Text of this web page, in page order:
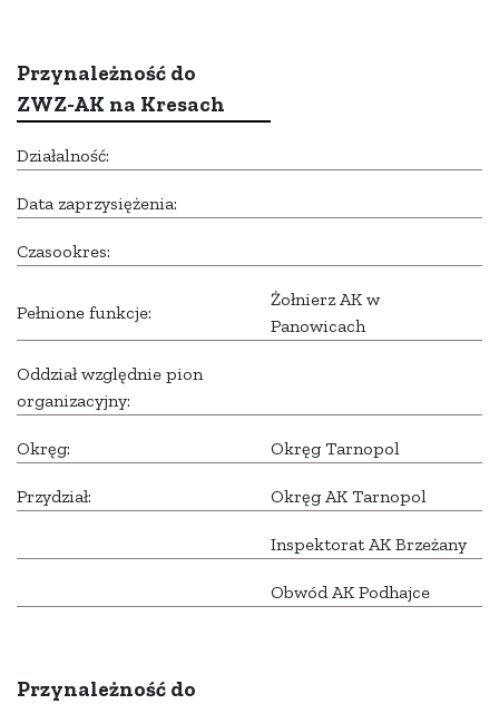
Przynależność do
ZWZ-AK na Kresach
Działalność:
Data zaprzysiężenia:
Czasookres:
Pełnione funkcje:
Żołnierz AK w
Panowicach
Oddział względnie pion
organizacyjny:
Okręg: Okręg Tarnopol
Przydział: Okręg AK Tarnopol
Inspektorat AK Brzeżany
Obwód AK Podhajce
Przynależność do